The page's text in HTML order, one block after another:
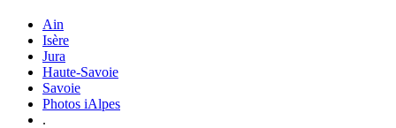
Ain
Isère
Jura
Haute-Savoie
Savoie
Photos iAlpes
.